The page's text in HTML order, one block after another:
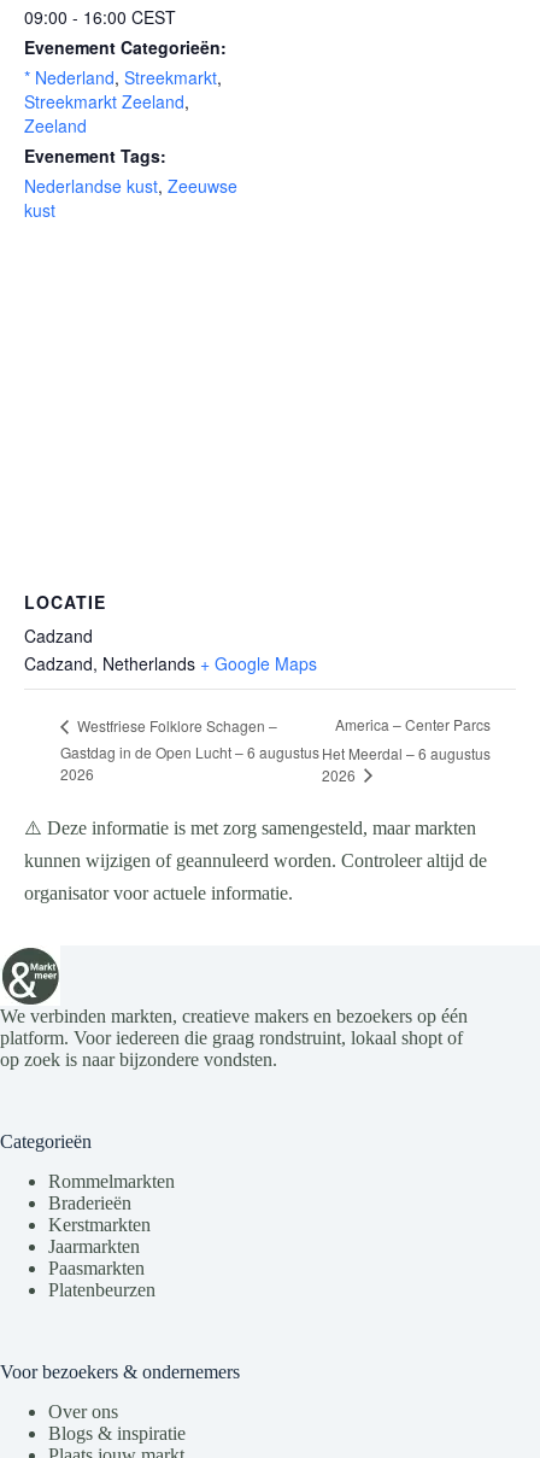
09:00 - 16:00 CEST
Evenement Categorieën:
* Nederland, Streekmarkt,
Streekmarkt Zeeland,
Zeeland
Evenement Tags:
Nederlandse kust, Zeeuwse
kust
LOCATIE
Cadzand
Cadzand, Netherlands + Google Maps
Westfriese Folklore Schagen –
Gastdag in de Open Lucht – 6 augustus
2026
America – Center Parcs
Het Meerdal – 6 augustus
2026
⚠️ Deze informatie is met zorg samengesteld, maar markten
kunnen wijzigen of geannuleerd worden. Controleer altijd de
organisator voor actuele informatie.
We verbinden markten, creatieve makers en bezoekers op één
platform. Voor iedereen die graag rondstruint, lokaal shopt of
op zoek is naar bijzondere vondsten.
Categorieën
Rommelmarkten
Braderieën
Kerstmarkten
Jaarmarkten
Paasmarkten
Platenbeurzen
Voor bezoekers & ondernemers
Over ons
Blogs & inspiratie